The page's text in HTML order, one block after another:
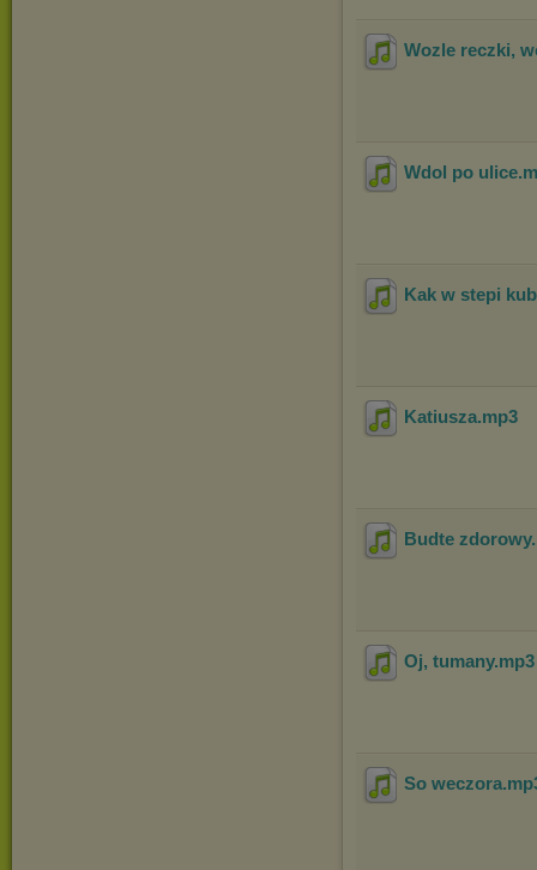
Wozle reczki,
Wdol po ulice
Kak w stepi
Katiusza.mp3
Budte zdorowy
Oj, tumany
So weczora